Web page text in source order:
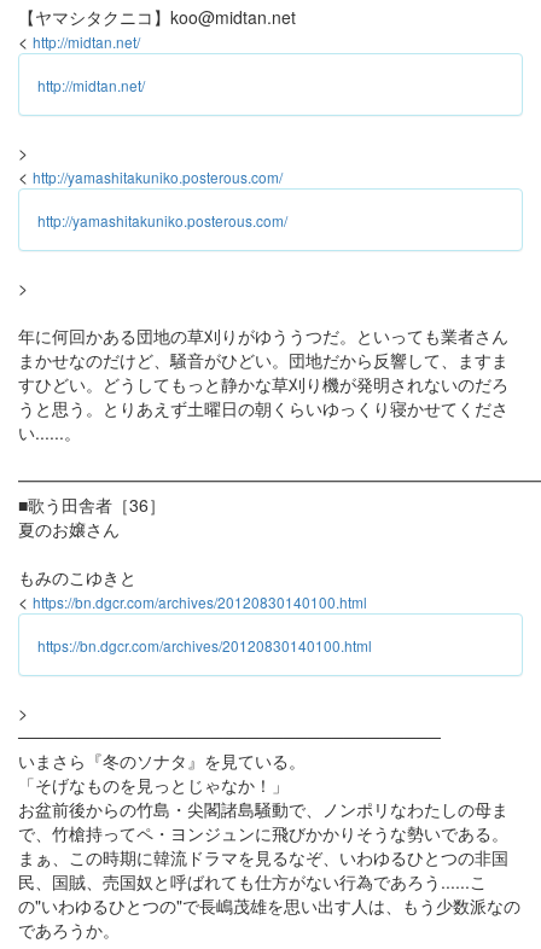
【ヤマシタクニコ】koo@midtan.net
< http://midtan.net/
http://midtan.net/
>
< http://yamashitakuniko.posterous.com/
http://yamashitakuniko.posterous.com/
>
年に何回かある団地の草刈りがゆううつだ。といっても業者さん
まかせなのだけど、騒音がひどい。団地だから反響して、ますま
すひどい。どうしてもっと静かな草刈り機が発明されないのだろ
うと思う。とりあえず土曜日の朝くらいゆっくり寝かせてくださ
い......。
■歌う田舎者［36］
夏のお嬢さん
もみのこゆきと
< https://bn.dgcr.com/archives/20120830140100.html
https://bn.dgcr.com/archives/20120830140100.html
>
───────────────────────────────────
いまさら『冬のソナタ』を見ている。
「そげなものを見っとじゃなか！」
お盆前後からの竹島・尖閣諸島騒動で、ノンポリなわたしの母ま
で、竹槍持ってペ・ヨンジュンに飛びかかりそうな勢いである。
まぁ、この時期に韓流ドラマを見るなぞ、いわゆるひとつの非国
民、国賊、売国奴と呼ばれても仕方がない行為であろう......こ
の"いわゆるひとつの"で長嶋茂雄を思い出す人は、もう少数派なの
であろうか。